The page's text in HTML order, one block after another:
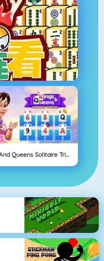
Kings And Queens Solitaire Tripeaks